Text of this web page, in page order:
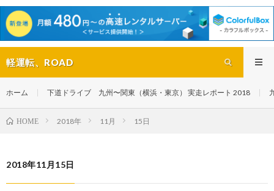
軽運転、ROAD
ホーム 下道ドライブ 九州〜関東（横浜・東京） 実走レポート 2018
HOME 2018年 11月 15日
2018年11月15日